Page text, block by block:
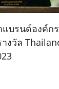
บรนด์องค์ก
วัล